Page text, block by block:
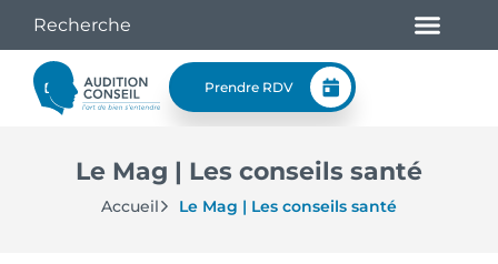
Prendre RDV
Le Mag | Les conseils santé
Accueil Le Mag | Les conseils santé